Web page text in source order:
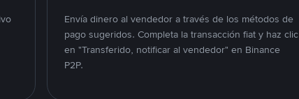
Envía dinero al vendedor a través de los métodos de
pago sugeridos. Completa la transacción fiat y haz clic
en "Transferido, notificar al vendedor" en Binance
P2P.